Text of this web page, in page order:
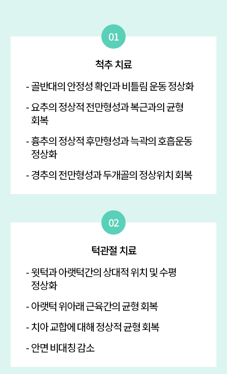
척추 치료
골반대의 안정성 확인과 비틀림 운동 정상화
요추의 정상적 전만형성과 복근과의 균형
회복
흉추의 정상적 후만형성과 늑곽의 호흡운동
정상화
경추의 전만형성과 두개골의 정상위치 회복
턱관절 치료
윗턱과 아랫턱간의 상대적 위치 및 수평
정상화
아랫턱 위아래 근육간의 균형 회복
치아 교합에 대해 정상적 균형 회복
안면 비대칭 감소